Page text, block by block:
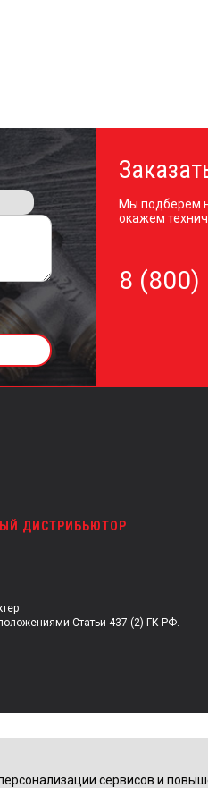
Мы подберем
окажем
8 (800)
ДИСТРИБЬЮТОР
Статьи 437 (2) ГК РФ.
сервисов и